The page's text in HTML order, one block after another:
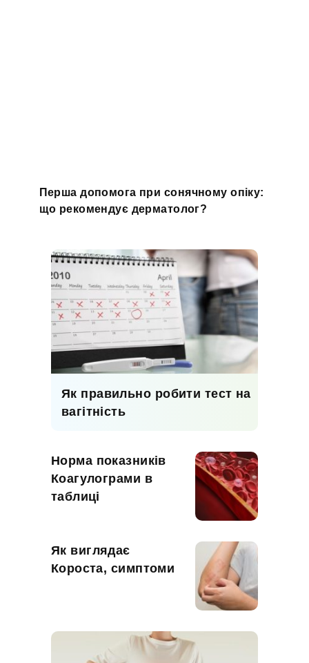
Перша допомога при сонячному опіку:
що рекомендує дерматолог?
Як правильно робити тест на
вагітність
Норма показників
Коагулограми в
таблиці
Як виглядає
Короста, симптоми